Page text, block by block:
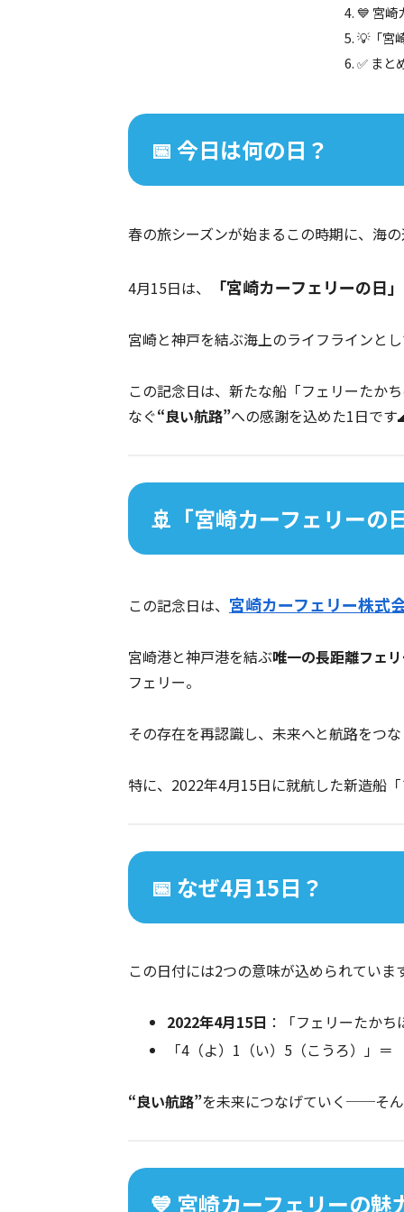
💙 宮崎
💡「宮
✅ まと
📅 今日は何の日？
春の旅シーズンが始まるこの時期に、海
4月15日は、 「宮崎カーフェリーの日」
宮崎と神戸を結ぶ海上のライフラインと
この記念日は、新たな船「フェリーたか
なぐ“良い航路”への感謝を込めた1日です
🚢「宮崎カーフェリーの
この記念日は、 宮崎カーフェリー株式
宮崎港と神戸港を結ぶ唯一の長距離フェ
フェリー。
その存在を再認識し、未来へと航路をつ
特に、2022年4月15日に就航した新造船
📅 なぜ4月15日？
この日付には2つの意味が込められていま
2022年4月15日 ：「フェリーたか
「4（よ）1（い）5（こうろ）」＝
“良い航路”を未来につなげていく──そ
💙 宮崎カーフェリーの魅